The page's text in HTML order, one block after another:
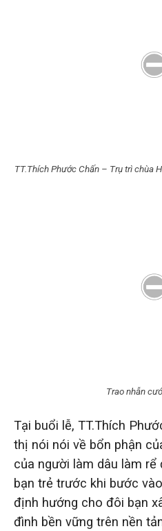
TT.Thích Phước Chấn – Trụ trì chùa
Trao nhẫn
Tại buổi lễ, TT.Thích
thị nói nói về bổn phận
của người làm dâu làm
bạn trẻ trước khi bước
định hướng cho đôi bạn
đình bền vững trên nền